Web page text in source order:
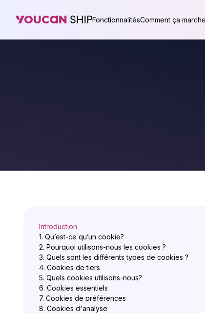
FonctionnalitésComment ça marche
Introduction
1. Qu’est-ce qu’un cookie?
2. Pourquoi utilisons-nous les cookies ?
3. Quels sont les différents types de cookies ?
4. Cookies de tiers
5. Quels cookies utilisons-nous?
6. Cookies essentiels
7. Cookies de préférences
8. Cookies d'analyse